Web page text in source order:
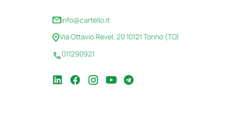
info@cartello.it
Via Ottavio Revel, 20 10121 Torino (TO)
011290921